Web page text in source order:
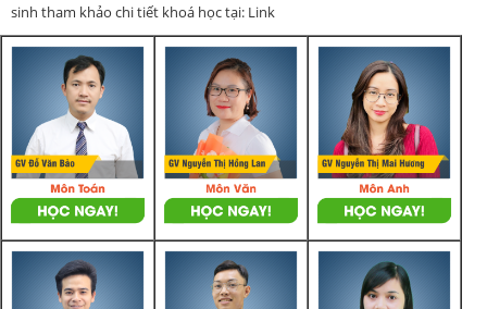
sinh tham khảo chi tiết khoá học tại: Link